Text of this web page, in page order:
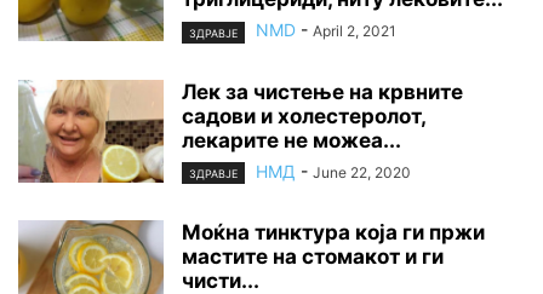
ЗДРАВЈЕ NMD - April 2, 2021
Лек за чистење на крвните
садови и холестеролот,
лекарите не можеа...
ЗДРАВЈЕ НМД - June 22, 2020
Моќна тинктура која ги пржи
мастите на стомакот и ги
чисти...